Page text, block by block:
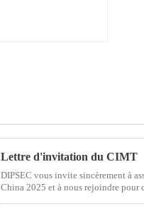
Lettre d'invitation du CIMT
DIPSEC vous invite sincèrement à
China 2025 et à nous rejoindre